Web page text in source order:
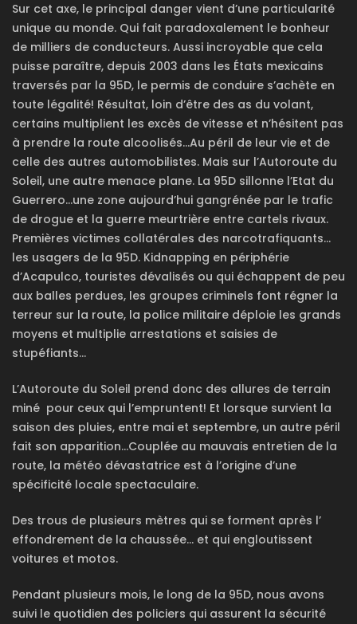
Sur cet axe, le principal danger vient d’une particularité
unique au monde. Qui fait paradoxalement le bonheur
de milliers de conducteurs. Aussi incroyable que cela
puisse paraître, depuis 2003 dans les États mexicains
traversés par la 95D, le permis de conduire s’achète en
toute légalité! Résultat, loin d’être des as du volant,
certains multiplient les excès de vitesse et n’hésitent pas
à prendre la route alcoolisés…Au péril de leur vie et de
celle des autres automobilistes. Mais sur l’Autoroute du
Soleil, une autre menace plane. La 95D sillonne l’Etat du
Guerrero…une zone aujourd’hui gangrénée par le trafic
de drogue et la guerre meurtrière entre cartels rivaux.
Premières victimes collatérales des narcotrafiquants…
les usagers de la 95D. Kidnapping en périphérie
d’Acapulco, touristes dévalisés ou qui échappent de peu
aux balles perdues, les groupes criminels font régner la
terreur sur la route, la police militaire déploie les grands
moyens et multiplie arrestations et saisies de
stupéfiants…
L’Autoroute du Soleil prend donc des allures de terrain
miné pour ceux qui l’empruntent! Et lorsque survient la
saison des pluies, entre mai et septembre, un autre péril
fait son apparition…Couplée au mauvais entretien de la
route, la météo dévastatrice est à l’origine d’une
spécificité locale spectaculaire.
Des trous de plusieurs mètres qui se forment après l’
effondrement de la chaussée… et qui engloutissent
voitures et motos.
Pendant plusieurs mois, le long de la 95D, nous avons
suivi le quotidien des policiers qui assurent la sécurité